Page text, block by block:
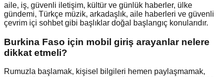
aile, iş, güvenli iletişim, kültür ve günlük haberler, ülke
gündemi, Türkçe müzik, arkadaşlık, aile haberleri ve güvenli
çevrim içi sohbet gibi başlıklar doğal başlangıç konularıdır.
Burkina Faso için mobil giriş arayanlar nelere
dikkat etmeli?
Rumuzla başlamak, kişisel bilgileri hemen paylaşmamak,